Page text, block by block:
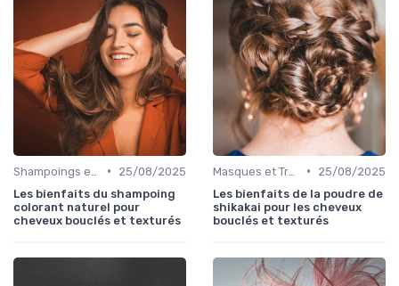
•
25/08/2025
Les bienfaits du shampoing
colorant naturel pour
cheveux bouclés et texturés
•
25/08/2025
Les bienfaits de la poudre de
shikakai pour les cheveux
bouclés et texturés